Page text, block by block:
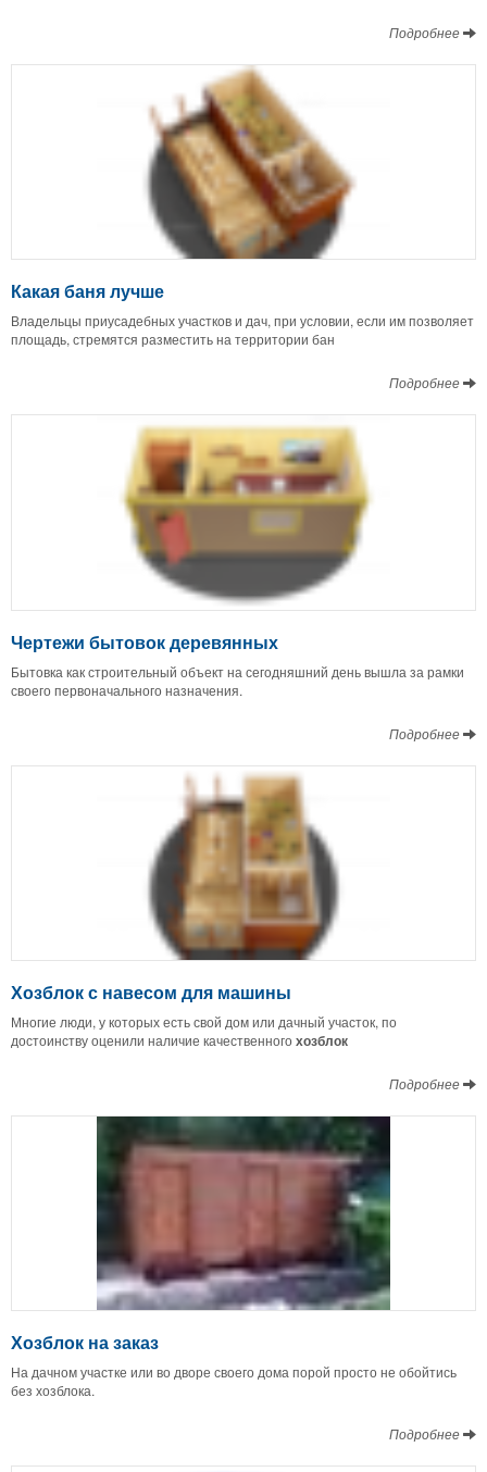
Подробнее
Какая баня лучше
Владельцы приусадебных участков и дач, при условии, если им позволяет
площадь, стремятся разместить на территории бан
Подробнее
Чертежи бытовок деревянных
Бытовка как строительный объект на сегодняшний день вышла за рамки
своего первоначального назначения.
Подробнее
Хозблок с навесом для машины
Многие люди, у которых есть свой дом или дачный участок, по
достоинству оценили наличие качественногохозблок
Подробнее
Хозблок на заказ
На дачном участке или во дворе своего дома порой просто не обойтись
без хозблока.
Подробнее